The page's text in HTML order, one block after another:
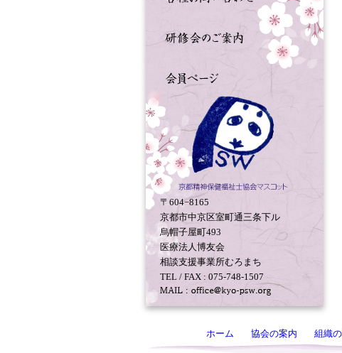
〒604−8165
京都市中京区室町通三条下ル
烏帽子屋町493
医療法人博友会
相談支援事業所むろまち
TEL / FAX : 075-748-1507
ホーム 協会の案内 組織